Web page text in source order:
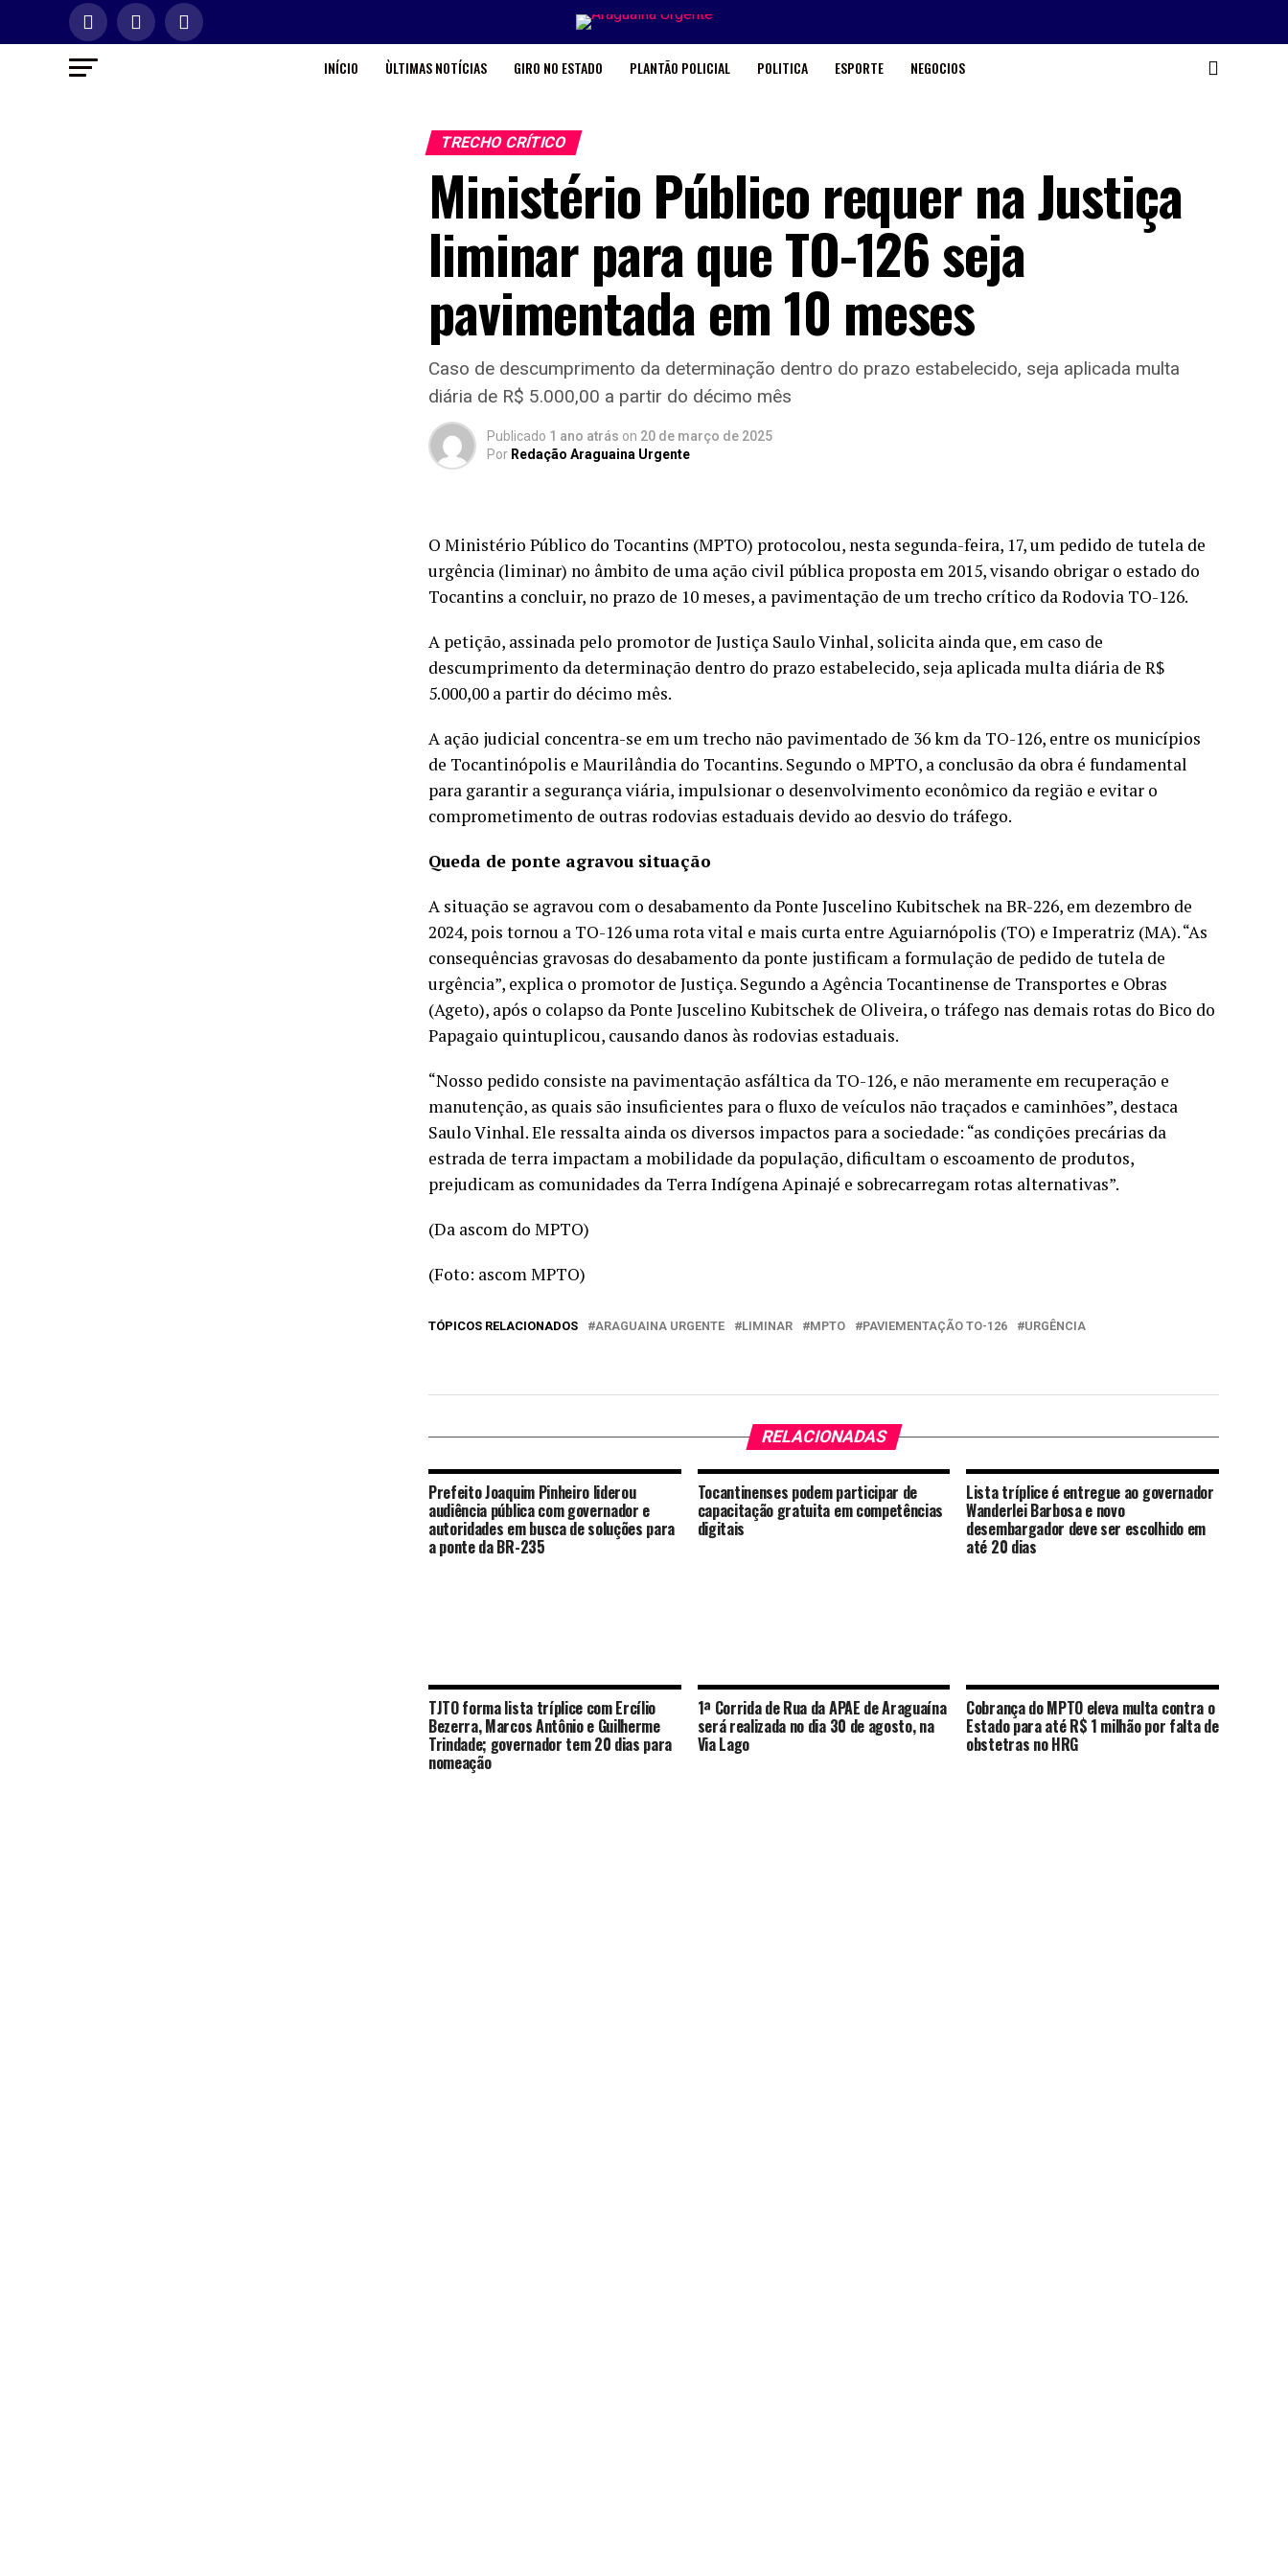
INÍCIO ÙLTIMAS NOTÍCIAS GIRO NO ESTADO PLANTÃO POLICIAL POLITICA ESPORTE NEGOCIOS
TRECHO CRÍTICO
Ministério Público requer na Justiça
liminar para que TO-126 seja
pavimentada em 10 meses
Caso de descumprimento da determinação dentro do prazo estabelecido, seja aplicada multa
diária de R$ 5.000,00 a partir do décimo mês
Publicado 1 ano atrás on 20 de março de 2025
Por Redação Araguaina Urgente
O Ministério Público do Tocantins (MPTO) protocolou, nesta segunda-feira, 17, um pedido de tutela de
urgência (liminar) no âmbito de uma ação civil pública proposta em 2015, visando obrigar o estado do
Tocantins a concluir, no prazo de 10 meses, a pavimentação de um trecho crítico da Rodovia TO-126.
A petição, assinada pelo promotor de Justiça Saulo Vinhal, solicita ainda que, em caso de
descumprimento da determinação dentro do prazo estabelecido, seja aplicada multa diária de R$
5.000,00 a partir do décimo mês.
A ação judicial concentra-se em um trecho não pavimentado de 36 km da TO-126, entre os municípios
de Tocantinópolis e Maurilândia do Tocantins. Segundo o MPTO, a conclusão da obra é fundamental
para garantir a segurança viária, impulsionar o desenvolvimento econômico da região e evitar o
comprometimento de outras rodovias estaduais devido ao desvio do tráfego.
Queda de ponte agravou situação
A situação se agravou com o desabamento da Ponte Juscelino Kubitschek na BR-226, em dezembro de
2024, pois tornou a TO-126 uma rota vital e mais curta entre Aguiarnópolis (TO) e Imperatriz (MA). “As
consequências gravosas do desabamento da ponte justificam a formulação de pedido de tutela de
urgência”, explica o promotor de Justiça. Segundo a Agência Tocantinense de Transportes e Obras
(Ageto), após o colapso da Ponte Juscelino Kubitschek de Oliveira, o tráfego nas demais rotas do Bico do
Papagaio quintuplicou, causando danos às rodovias estaduais.
“Nosso pedido consiste na pavimentação asfáltica da TO-126, e não meramente em recuperação e
manutenção, as quais são insuficientes para o fluxo de veículos não traçados e caminhões”, destaca
Saulo Vinhal. Ele ressalta ainda os diversos impactos para a sociedade: “as condições precárias da
estrada de terra impactam a mobilidade da população, dificultam o escoamento de produtos,
prejudicam as comunidades da Terra Indígena Apinajé e sobrecarregam rotas alternativas”.
(Da ascom do MPTO)
(Foto: ascom MPTO)
TÓPICOS RELACIONADOS ARAGUAINA URGENTE LIMINAR MPTO PAVIEMENTAÇÃO TO-126 URGÊNCIA
RELACIONADAS
Prefeito Joaquim Pinheiro liderou
audiência pública com governador e
autoridades em busca de soluções para
a ponte da BR-235
Tocantinenses podem participar de
capacitação gratuita em competências
digitais
Lista tríplice é entregue ao governador
Wanderlei Barbosa e novo
desembargador deve ser escolhido em
até 20 dias
TJTO forma lista tríplice com Ercílio
Bezerra, Marcos Antônio e Guilherme
Trindade; governador tem 20 dias para
nomeação
1ª Corrida de Rua da APAE de Araguaína
será realizada no dia 30 de agosto, na
Via Lago
Cobrança do MPTO eleva multa contra o
Estado para até R$ 1 milhão por falta de
obstetras no HRG